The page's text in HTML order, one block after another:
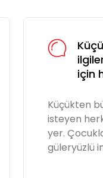
için
Küçükten
isteyen
yer.
güleryüzlü